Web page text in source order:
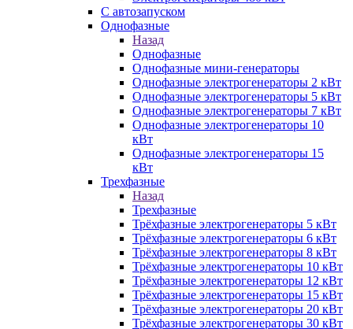
С автозапуском
Однофазные
Назад
Однофазные
Однофазные мини-генераторы
Однофазные электрогенераторы 2 кВт
Однофазные электрогенераторы 5 кВт
Однофазные электрогенераторы 7 кВт
Однофазные электрогенераторы 10
кВт
Однофазные электрогенераторы 15
кВт
Трехфазные
Назад
Трехфазные
Трёхфазные электрогенераторы 5 кВт
Трёхфазные электрогенераторы 6 кВт
Трёхфазные электрогенераторы 8 кВт
Трёхфазные электрогенераторы 10 кВт
Трёхфазные электрогенераторы 12 кВт
Трёхфазные электрогенераторы 15 кВт
Трёхфазные электрогенераторы 20 кВт
Трёхфазные электрогенераторы 30 кВт